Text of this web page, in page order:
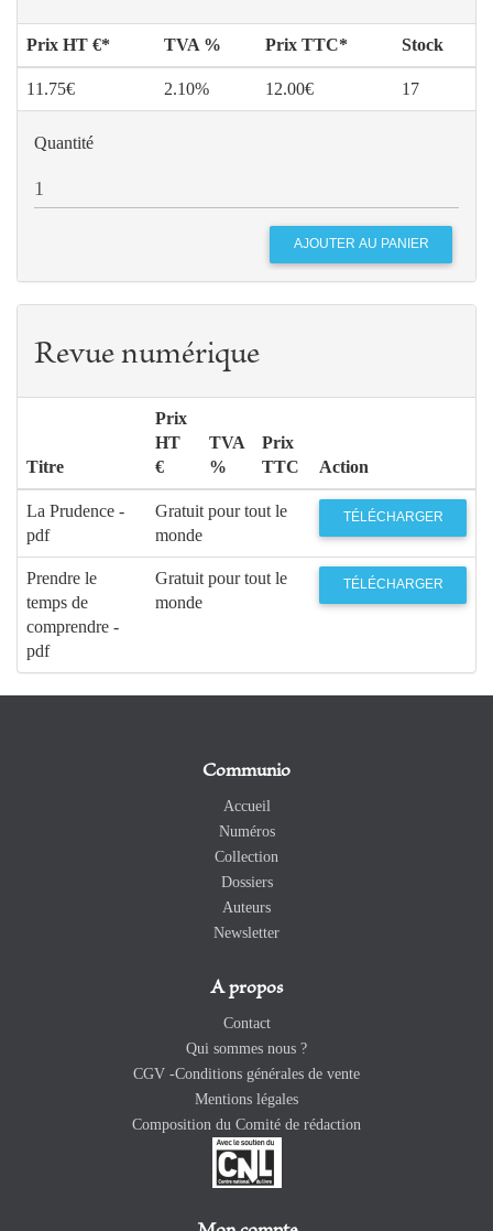
Prix HT €* TVA % Prix TTC* Stock
11.75€ 2.10% 12.00€ 17
Quantité
Revue numérique
Titre
Prix
HT
€
TVA
%
Prix
TTC
Action
La Prudence -
pdf
Gratuit pour tout le
monde
TÉLÉCHARGER
Prendre le
temps de
comprendre -
pdf
Gratuit pour tout le
monde
TÉLÉCHARGER
Communio
Accueil
Numéros
Collection
Dossiers
Auteurs
Newsletter
A propos
Contact
Qui sommes nous ?
CGV -Conditions générales de vente
Mentions légales
Composition du Comité de rédaction